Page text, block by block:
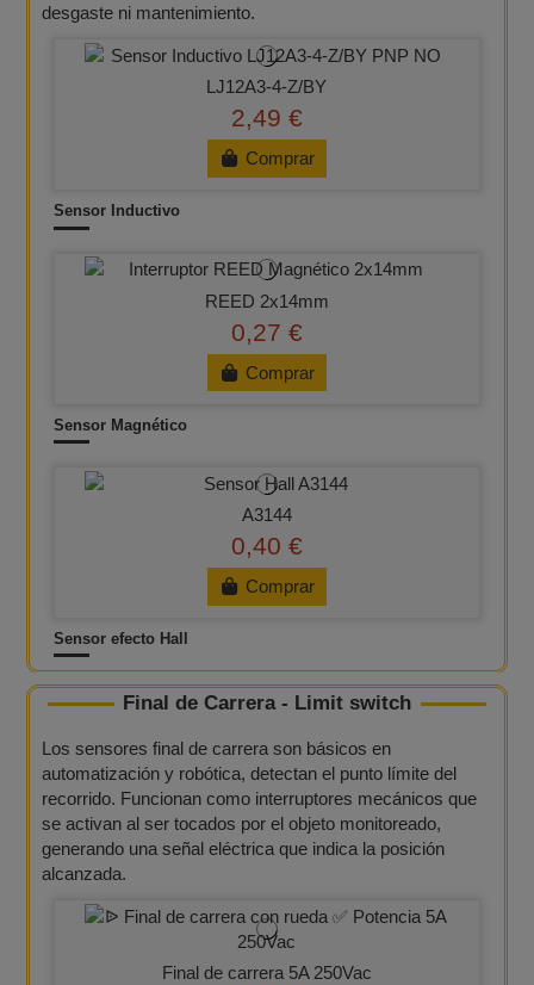
desgaste ni mantenimiento.
LJ12A3-4-Z/BY
2,49 €
Comprar
Sensor Inductivo
REED 2x14mm
0,27 €
Comprar
Sensor Magnético
A3144
0,40 €
Comprar
Sensor efecto Hall
Final de Carrera - Limit switch
Los sensores final de carrera son básicos en
automatización y robótica, detectan el punto límite del
recorrido. Funcionan como interruptores mecánicos que
se activan al ser tocados por el objeto monitoreado,
generando una señal eléctrica que indica la posición
alcanzada.
Final de carrera 5A 250Vac